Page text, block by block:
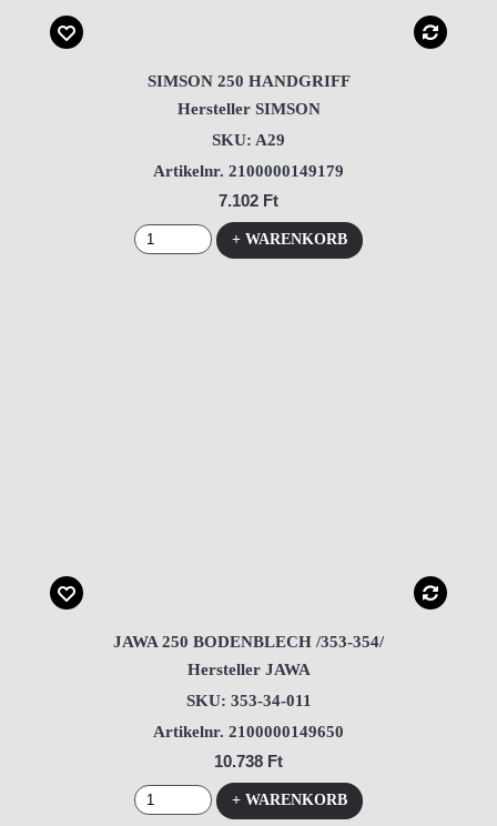
SIMSON 250 HANDGRIFF
Hersteller SIMSON
SKU: A29
Artikelnr. 2100000149179
7.102 Ft
+ WARENKORB
JAWA 250 BODENBLECH /353-354/
Hersteller JAWA
SKU: 353-34-011
Artikelnr. 2100000149650
10.738 Ft
+ WARENKORB